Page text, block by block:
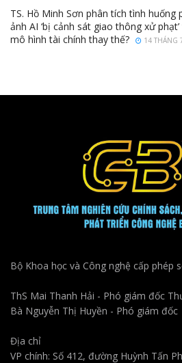
TS. Hồ Minh Sơn phân tích tình
ảnh AI ‘bị cảnh sát giao thông xử
mô hình tài chính thay thế?
14 THÁNG
Bộ Khoa học và Công nghệ cấp phép
ThS Mai Thanh Hải - Phó giám đốc
Bà Nguyễn Thị Huyền - Phó giám đốc
Địa chỉ
VP chính: Số 412, đường Huỳnh Tấn